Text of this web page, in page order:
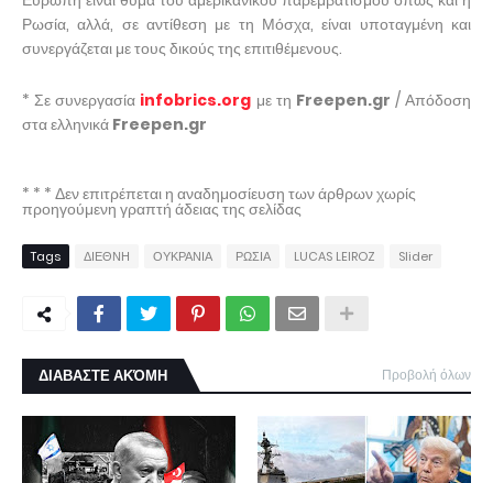
Ρωσία, αλλά, σε αντίθεση με τη Μόσχα, είναι υποταγμένη και
συνεργάζεται με τους δικούς της επιτιθέμενους.
* Σε συνεργασία infobrics.org με τη Freepen.gr / Απόδοση
στα ελληνικά Freepen.gr
* * * Δεν επιτρέπεται η αναδημοσίευση των άρθρων χωρίς
προηγούμενη γραπτή άδειας της σελίδας
Tags ΔΙΕΘΝΗ ΟΥΚΡΑΝΙΑ ΡΩΣΙΑ LUCAS LEIROZ Slider
ΔΙΑΒΑΣΤΕ ΑΚΌΜΗ Προβολή όλων